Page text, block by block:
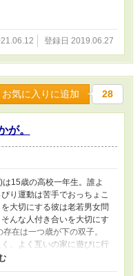
登録日 2019.06.27
お気に入りに追加 28
が。
15歳の高校一年生。誰よ
り運動は苦手でおっちょこ
大切にする彼は老若男女問
んな人付き合いを大切にす
在は一つ歳が下の双子。
、よく互いの家に遊びに行
保育園も小学校も中学校も
桃汰(にかいどう ももた)、